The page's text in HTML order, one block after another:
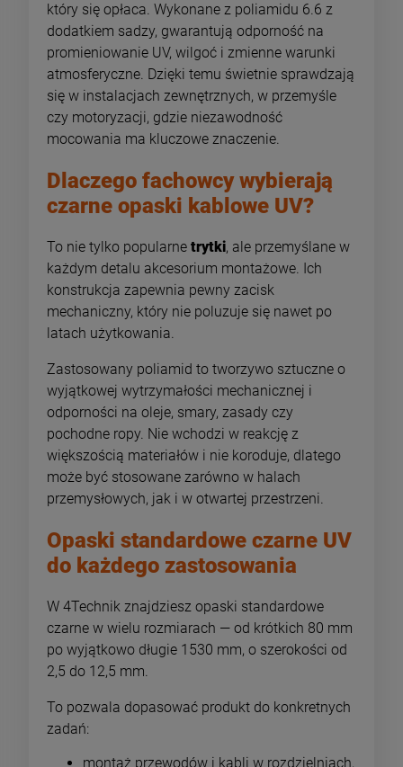
który się opłaca. Wykonane z poliamidu 6.6 z
dodatkiem sadzy, gwarantują odporność na
promieniowanie UV, wilgoć i zmienne warunki
atmosferyczne. Dzięki temu świetnie sprawdzają
się w instalacjach zewnętrznych, w przemyśle
czy motoryzacji, gdzie niezawodność
mocowania ma kluczowe znaczenie.
Dlaczego fachowcy wybierają
czarne opaski kablowe UV?
To nie tylko popularne trytki, ale przemyślane w
każdym detalu akcesorium montażowe. Ich
konstrukcja zapewnia pewny zacisk
mechaniczny, który nie poluzuje się nawet po
latach użytkowania.
Zastosowany poliamid to tworzywo sztuczne o
wyjątkowej wytrzymałości mechanicznej i
odporności na oleje, smary, zasady czy
pochodne ropy. Nie wchodzi w reakcję z
większością materiałów i nie koroduje, dlatego
może być stosowane zarówno w halach
przemysłowych, jak i w otwartej przestrzeni.
Opaski standardowe czarne UV
do każdego zastosowania
W 4Technik znajdziesz opaski standardowe
czarne w wielu rozmiarach — od krótkich 80 mm
po wyjątkowo długie 1530 mm, o szerokości od
2,5 do 12,5 mm.
To pozwala dopasować produkt do konkretnych
zadań:
montaż przewodów i kabli w rozdzielniach,